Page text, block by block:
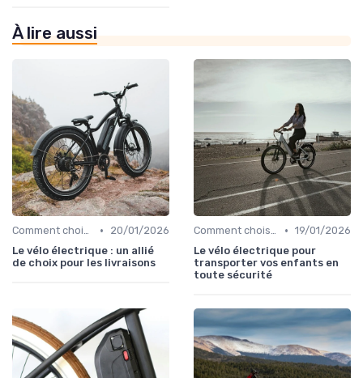
À lire aussi
Comment choisir un vélo électrique •
20/01/2026
Le vélo électrique : un allié
de choix pour les livraisons
Comment choisir un vélo électrique • 19/01/2026
Le vélo électrique pour
transporter vos enfants en
toute sécurité